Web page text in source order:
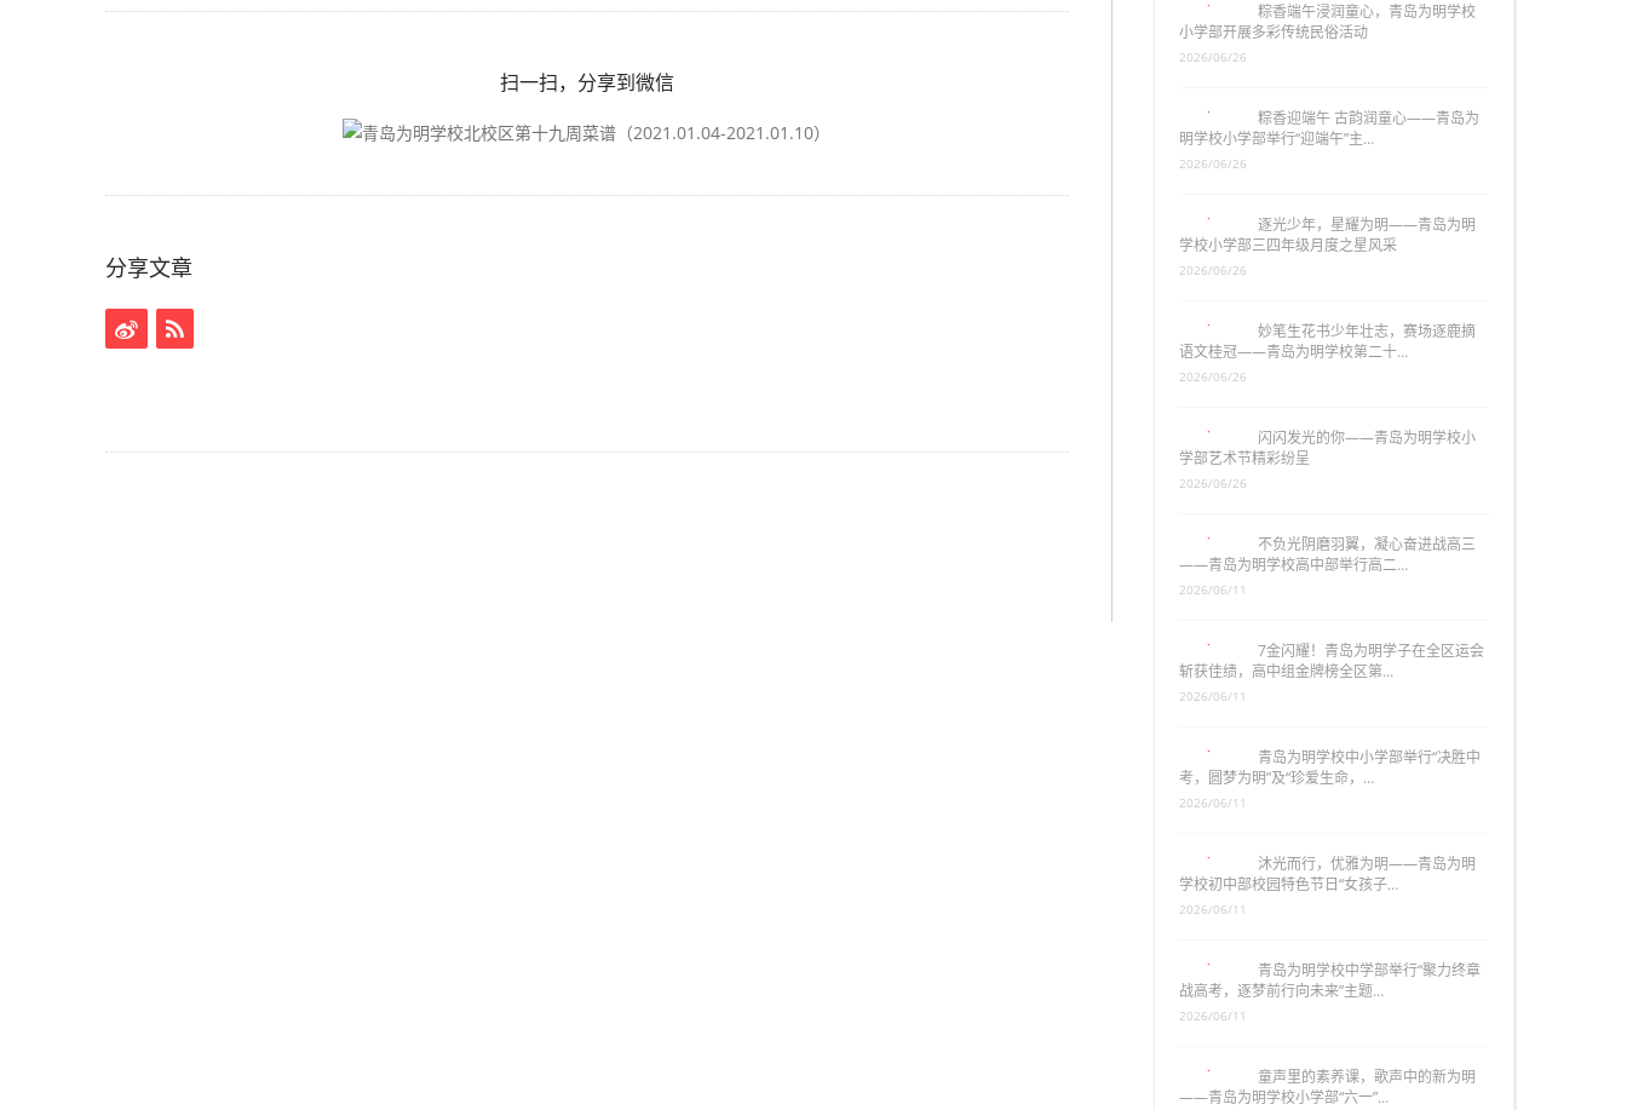
扫一扫，分享到微信
分享文章
粽香端午浸润童心，青岛为明学校
小学部开展多彩传统民俗活动
粽香迎端午 古韵润童心——青岛为
明学校小学部举行“迎端午”主…
逐光少年，星耀为明——青岛为明
学校小学部三四年级月度之星风采
妙笔生花书少年壮志，赛场逐鹿摘
语文桂冠——青岛为明学校第二十…
闪闪发光的你——青岛为明学校小
学部艺术节精彩纷呈
不负光阴磨羽翼，凝心奋进战高三
——青岛为明学校高中部举行高二…
7金闪耀！青岛为明学子在全区运会
斩获佳绩，高中组金牌榜全区第…
青岛为明学校中小学部举行“决胜中
考，圆梦为明”及“珍爱生命，…
沐光而行，优雅为明——青岛为明
学校初中部校园特色节日“女孩子…
青岛为明学校中学部举行“聚力终章
战高考，逐梦前行向未来”主题…
2026/06/11
童声里的素养课，歌声中的新为明
——青岛为明学校小学部“六一”…